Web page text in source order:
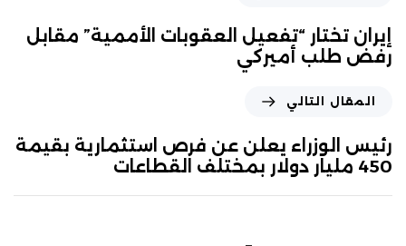
إيران تختار “تفعيل العقوبات الأممية” مقابل
رفض طلب أميركي
المقال التالي
رئيس الوزراء يعلن عن فرص استثمارية بقيمة
450 مليار دولار بمختلف القطاعات